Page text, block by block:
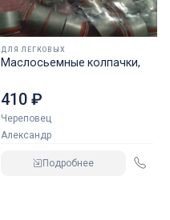
ДЛЯ ЛЕГКОВЫХ
Маслосьемные колпачки,
410 ₽
Череповец
Александр
Подробнее